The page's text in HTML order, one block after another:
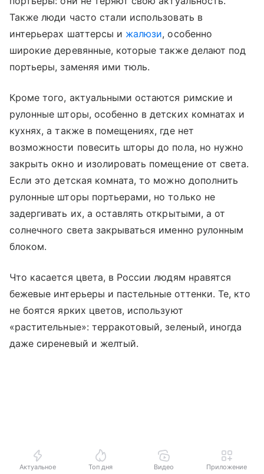
Также люди часто стали использовать в
интерьерах шаттерсы и жалюзи, особенно
широкие деревянные, которые также делают под
портьеры, заменяя ими тюль.
Кроме того, актуальными остаются римские и
рулонные шторы, особенно в детских комнатах и
кухнях, а также в помещениях, где нет
возможности повесить шторы до пола, но нужно
закрыть окно и изолировать помещение от света.
Если это детская комната, то можно дополнить
рулонные шторы портьерами, но только не
задергивать их, а оставлять открытыми, а от
солнечного света закрываться именно рулонным
блоком.
Что касается цвета, в России людям нравятся
бежевые интерьеры и пастельные оттенки. Те, кто
не боятся ярких цветов, используют
«растительные»: терракотовый, зеленый, иногда
даже сиреневый и желтый.
Актуальное Топ дня Видео Приложение